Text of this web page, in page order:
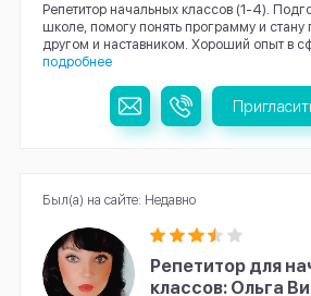
Репетитор начальных классов (1-4).
школе, помогу понять программу и
другом и наставником. Хороший опыт в
подробнее
Репетитор для
классов: Ольга
Был(а) на сайте: Недавно